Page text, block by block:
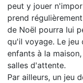
peut y jouer
prend
de Noël pourra lui
qu'il voyage. Le jeu
enfants à la
salles d'attente.
Par ailleurs, un jeu